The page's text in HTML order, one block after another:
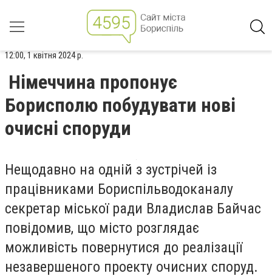
12:00, 1 квітня 2024 р.
Німеччина пропонує
Борисполю побудувати нові
очисні споруди
Нещодавно на одній з зустрічей із
працівниками Бориспільводоканалу
секретар міської ради Владислав Байчас
повідомив, що місто розглядає
можливість повернутися до реалізації
незавершеного проекту очисних споруд.